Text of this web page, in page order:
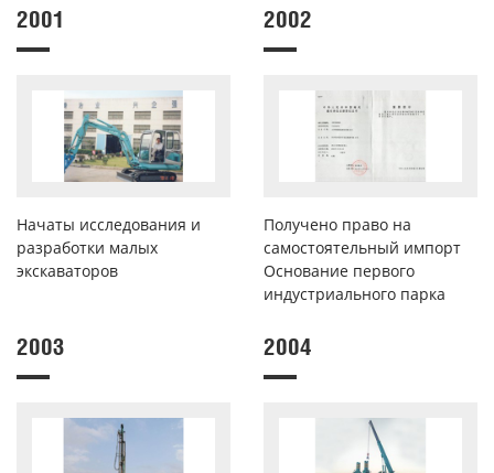
2001
Начаты исследования и
разработки малых
экскаваторов
2002
Получено право на
самостоятельный импорт
Основание первого
индустриального парка
2003 2004